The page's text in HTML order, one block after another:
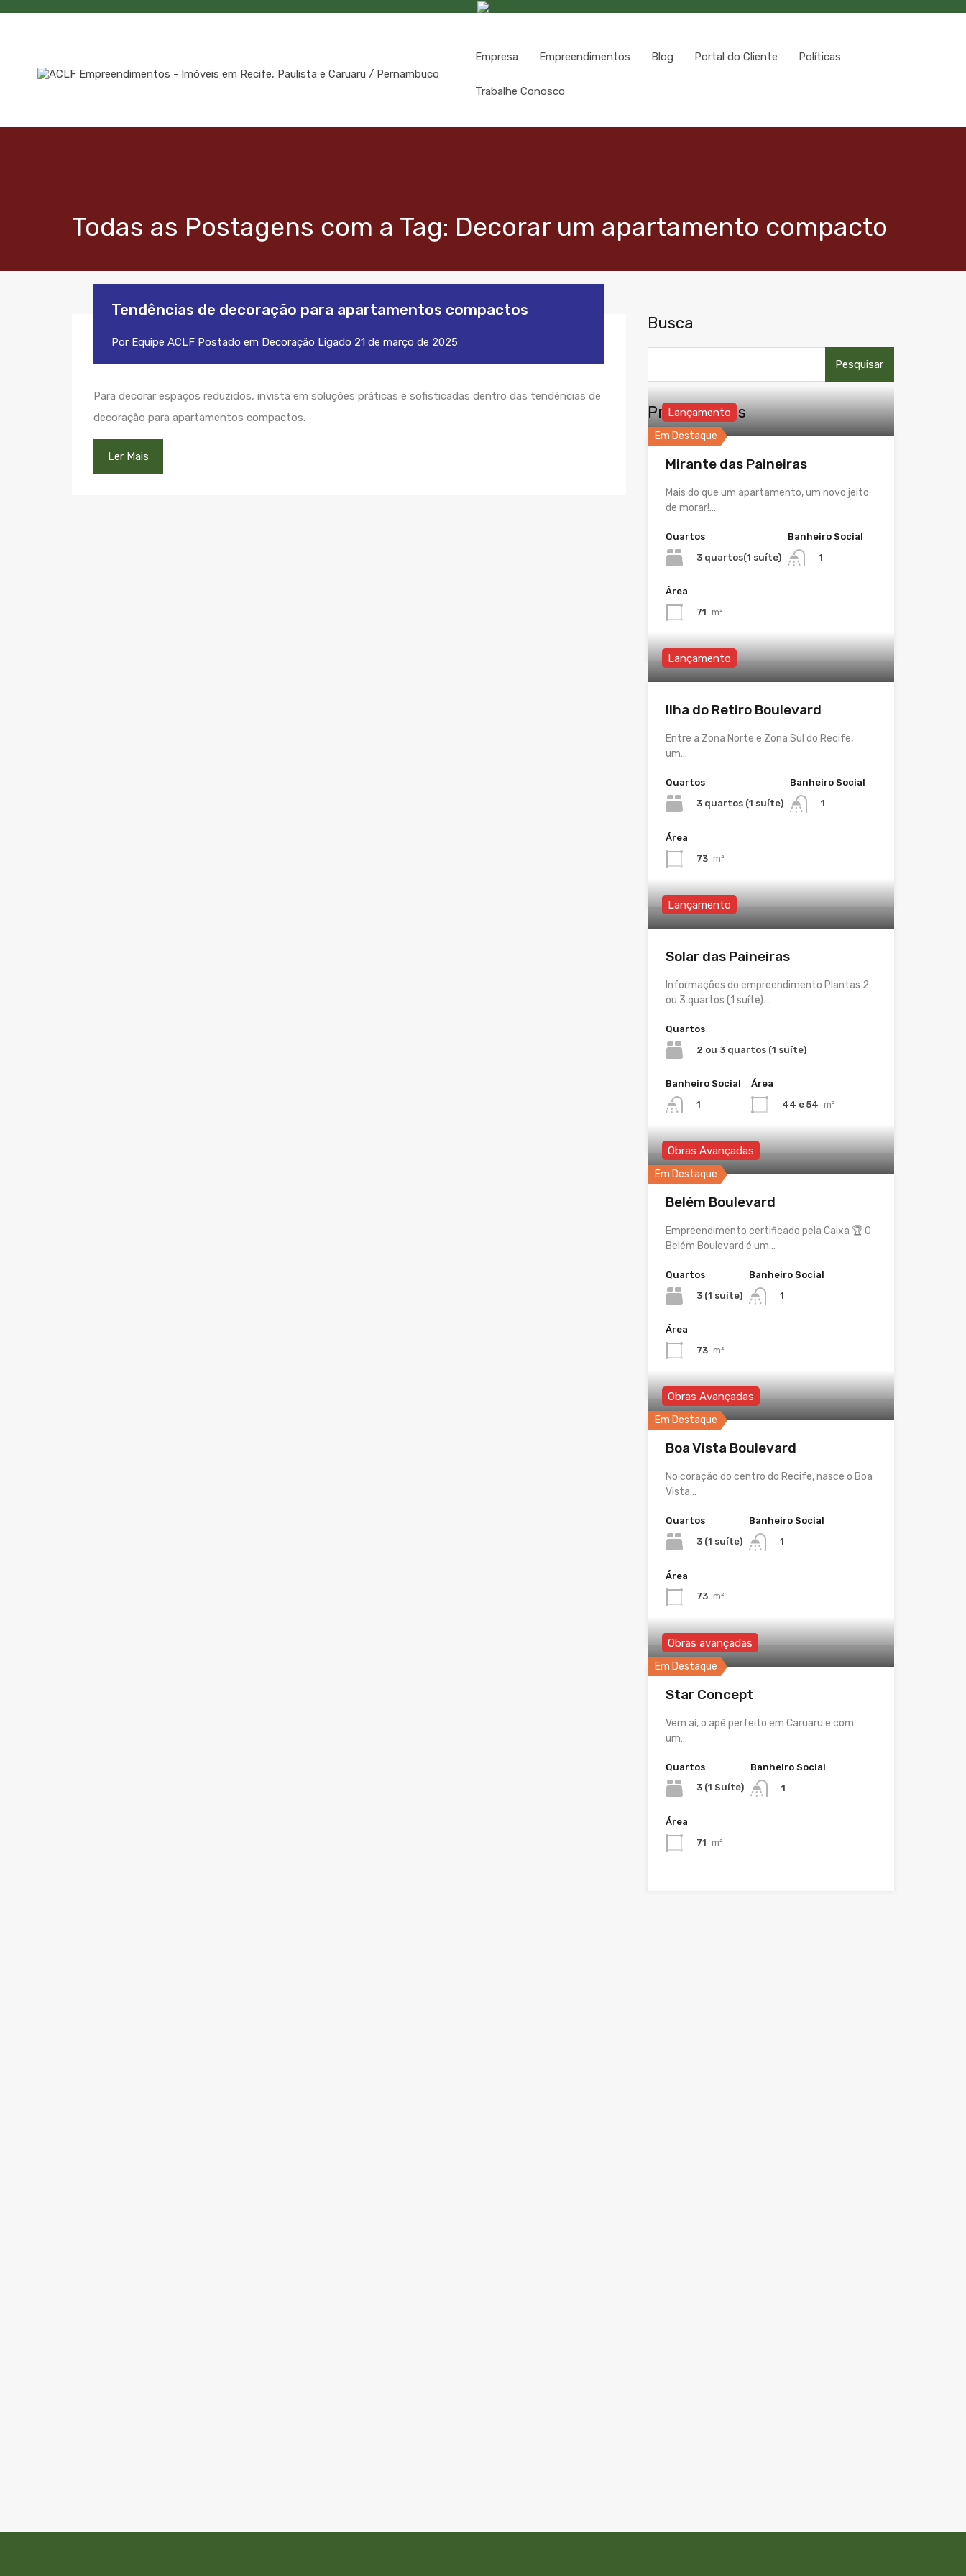
Empresa Empreendimentos Blog Portal do Cliente Políticas
Trabalhe Conosco
Todas as Postagens com a Tag: Decorar um apartamento compacto
Tendências de decoração para apartamentos compactos
Por Equipe ACLF Postado em Decoração Ligado 21 de março de 2025
Para decorar espaços reduzidos, invista em soluções práticas e sofisticadas dentro das tendências de
decoração para apartamentos compactos.
Ler Mais
Busca
por:
Propriedades
Em Destaque
Lançamento
Mirante das Paineiras
Mais do que um apartamento, um novo jeito
de morar!…
Quartos
3 quartos(1 suíte)
Banheiro Social
1
Área
71 m²
Lançamento
Ilha do Retiro Boulevard
Entre a Zona Norte e Zona Sul do Recife,
um…
Quartos
3 quartos (1 suíte)
Banheiro Social
1
Área
73 m²
Lançamento
Solar das Paineiras
Informações do empreendimento Plantas 2
ou 3 quartos (1 suíte)…
Quartos
2 ou 3 quartos (1 suíte)
Banheiro Social
1
Área
44 e 54 m²
Em Destaque
Obras Avançadas
Belém Boulevard
Empreendimento certificado pela Caixa 🏆 O
Belém Boulevard é um…
Quartos
3 (1 suíte)
Banheiro Social
1
Área
73 m²
Em Destaque
Obras Avançadas
Boa Vista Boulevard
No coração do centro do Recife, nasce o Boa
Vista…
Quartos
3 (1 suíte)
Banheiro Social
1
Área
73 m²
Em Destaque
Obras avançadas
Star Concept
Vem aí, o apê perfeito em Caruaru e com
um…
Quartos
3 (1 Suíte)
Banheiro Social
1
Área
71 m²